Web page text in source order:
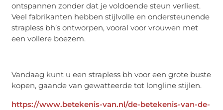
ontspannen zonder dat je voldoende steun verliest.
Veel fabrikanten hebben stijlvolle en ondersteunende
strapless bh’s ontworpen, vooral voor vrouwen met
een vollere boezem.
Vandaag kunt u een strapless bh voor een grote buste
kopen, gaande van gewatteerde tot longline stijlen.
https://www.betekenis-van.nl/de-betekenis-van-de-